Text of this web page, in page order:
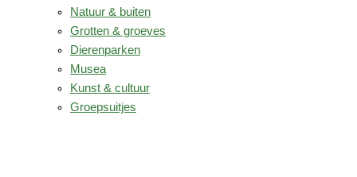
Natuur & buiten
Grotten & groeves
Dierenparken
Musea
Kunst & cultuur
Groepsuitjes